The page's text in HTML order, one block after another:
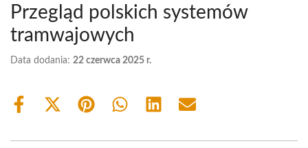
Przegląd polskich systemów
tramwajowych
Data dodania: 22 czerwca 2025 r.
Share
Share
(Twitter)
Share Share Share Share